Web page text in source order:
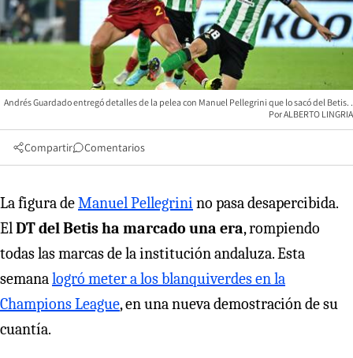
Andrés Guardado entregó detalles de la pelea con Manuel Pellegrini que lo sacó del Betis.
ALBERTO LINGRIA
Compartir Comentarios
La figura deManuel Pellegrini no pasa desapercibida.
ElDT del Betis ha marcado una era, rompiendo
todas las marcas de la institución andaluza. Esta
semanalogró meter a los blanquiverdes en la
Champions League, en una nueva demostración de su
cuantía.